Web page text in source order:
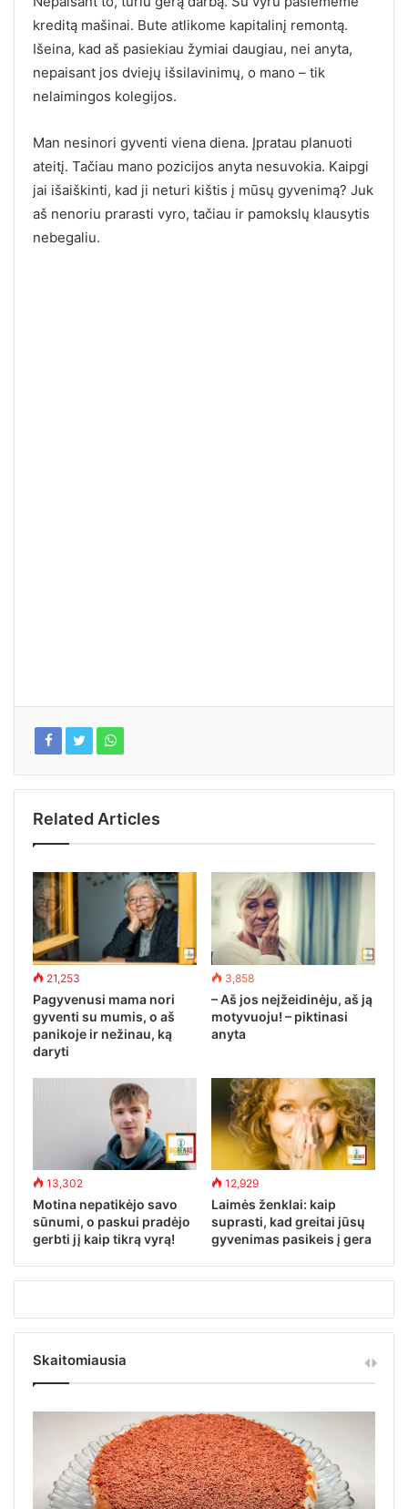
kreditą mašinai. Bute atlikome kapitalinį remontą.
Išeina, kad aš pasiekiau žymiai daugiau, nei anyta,
nepaisant jos dviejų išsilavinimų, o mano – tik
nelaimingos kolegijos.
Man nesinori gyventi viena diena. Įpratau planuoti
ateitį. Tačiau mano pozicijos anyta nesuvokia. Kaipgi
jai išaiškinti, kad ji neturi kištis į mūsų gyvenimą? Juk
aš nenoriu prarasti vyro, tačiau ir pamokslų klausytis
nebegaliu.
Related Articles
21,253
Pagyvenusi mama nori
gyventi su mumis, o aš
panikoje ir nežinau, ką
daryti
3,858
– Aš jos neįžeidinėju, aš ją
motyvuoju! – piktinasi
anyta
13,302
Motina nepatikėjo savo
sūnumi, o paskui pradėjo
gerbti jį kaip tikrą vyrą!
12,929
Laimės ženklai: kaip
suprasti, kad greitai jūsų
gyvenimas pasikeis į gera
Skaitomiausia